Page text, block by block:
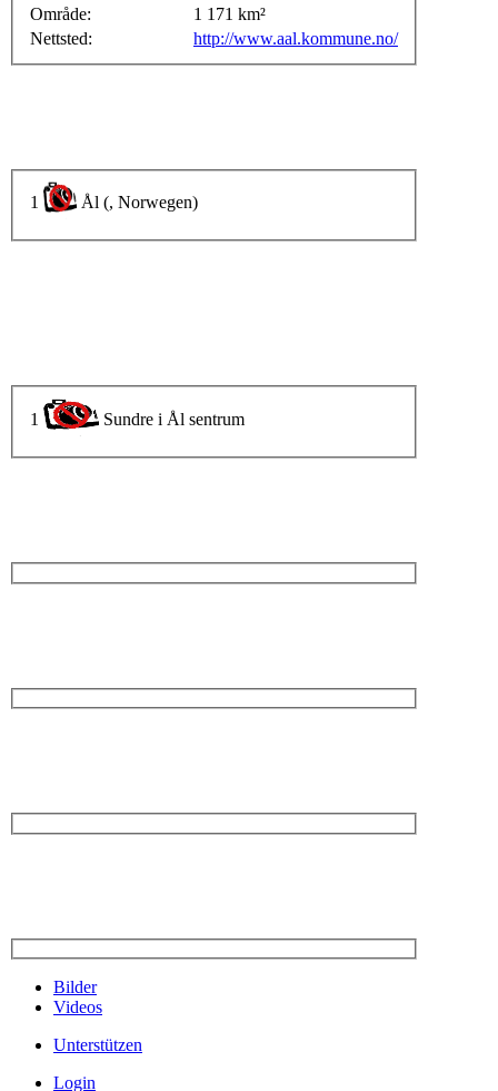
Område:
1 171 km²
Nettsted:
http://www.aal.kommune.no/
1 Ål (, Norwegen)
1 Sundre i Ål sentrum
Bilder
Videos
Unterstützen
Login